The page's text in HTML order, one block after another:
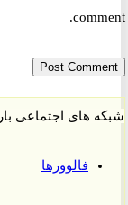
های اجتماعی باران
فالوورها